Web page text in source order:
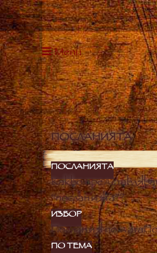
Menu
ПОСЛАНИЯТА
ПОСЛАНИЯТА
Какво
“посланията”?
ИЗБОР
Послания по дата
ПО ТЕМА